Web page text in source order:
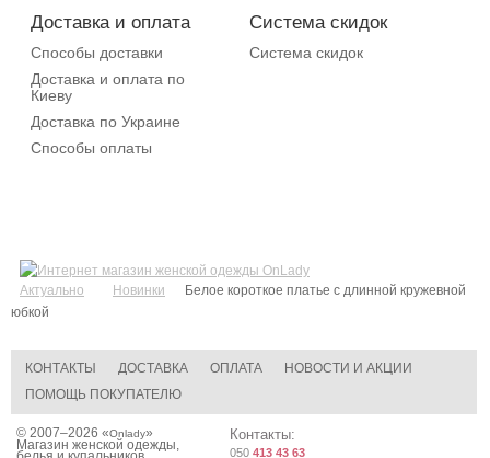
Доставка и оплата
Способы доставки
Доставка и оплата по
Киеву
Доставка по Украине
Способы оплаты
Система скидок
Система скидок
Актуально Новинки
Белое короткое платье с длинной кружевной
юбкой
КОНТАКТЫ ДОСТАВКА ОПЛАТА
НОВОСТИ И АКЦИИ
ПОМОЩЬ ПОКУПАТЕЛЮ
© 2007–2026 «Onlady»
Магазин женской одежды,
Контакты:
050 413 43 63